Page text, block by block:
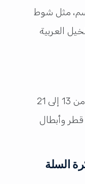
مثل شوط
العربية
تُقام في ميدان لوسيل للرماية من 13 إلى 21
قطر وأبطال
السلة